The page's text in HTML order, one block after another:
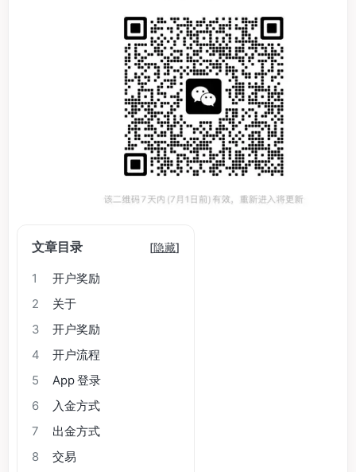
文章目录 [隐藏]
1
开户奖励
2
关于
3
开户奖励
4
开户流程
5
App 登录
6
入金方式
7
出金方式
8
交易